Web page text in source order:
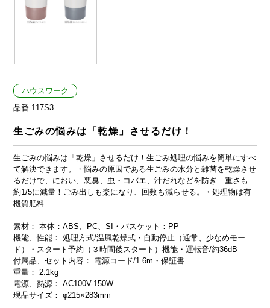
ハウスワーク
品番 117S3
生ごみの悩みは「乾燥」させるだけ！
生ごみの悩みは「乾燥」させるだけ！生ごみ処理の悩みを簡単にすべ
て解決できます。・悩みの原因である生ごみの水分と雑菌を乾燥させ
るだけで、におい、悪臭、虫・コバエ、汁だれなどを防ぎ 重さも
約1/5に減量！ごみ出しも楽になり、回数も減らせる。・処理物は有
機質肥料
素材： 本体：ABS、PC、SI・バスケット：PP
機能、性能： 処理方式/温風乾燥式・自動停止（通常、少なめモー
ド）・スタート予約（３時間後スタート）機能・運転音/約36dB
付属品、セット内容： 電源コード/1.6m・保証書
重量： 2.1kg
電源、熱源： AC100V-150W
現品サイズ： φ215×283mm